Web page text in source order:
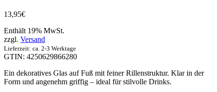
13,95€
Enthält 19% MwSt.
zzgl. Versand
Lieferzeit: ca. 2-3 Werktage
GTIN: 4250629866280
Ein dekoratives Glas auf Fuß mit feiner Rillenstruktur. Klar in der
Form und angenehm griffig – ideal für stilvolle Drinks.